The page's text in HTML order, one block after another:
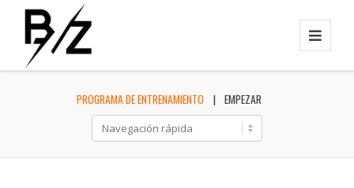
PROGRAMA DE ENTRENAMIENTO EMPEZAR